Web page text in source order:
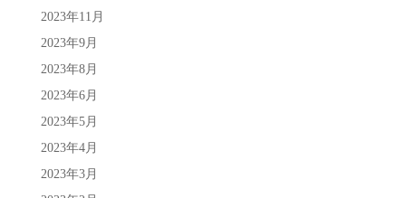
2023年11月
2023年9月
2023年8月
2023年6月
2023年5月
2023年4月
2023年3月